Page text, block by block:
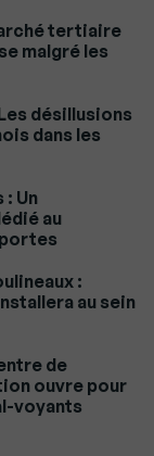
tertiaire
malgré les
désillusions
dans les
Un
au
:
au sein
de
ouvre pour
voyants